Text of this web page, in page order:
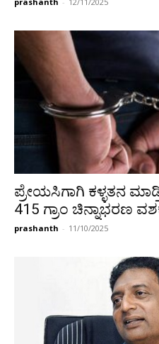
ಪ್ರೇಯಸಿಗಾಗಿ ಕಳ್ಳತನ
415 ಗ್ರಾಂ ಚಿನ್ನಾಭರಣ
prashanth - 11/10/2025